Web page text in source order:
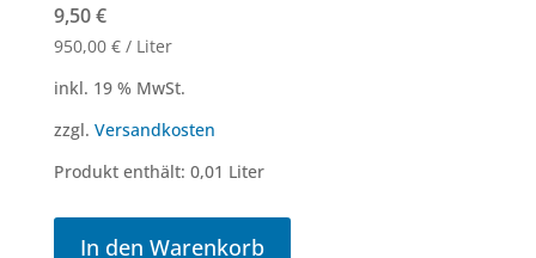
9,50€
950,00 €/ Liter
inkl. 19 % MwSt.
zzgl. Versandkosten
Produkt enthält: 0,01 Liter
In den Warenkorb